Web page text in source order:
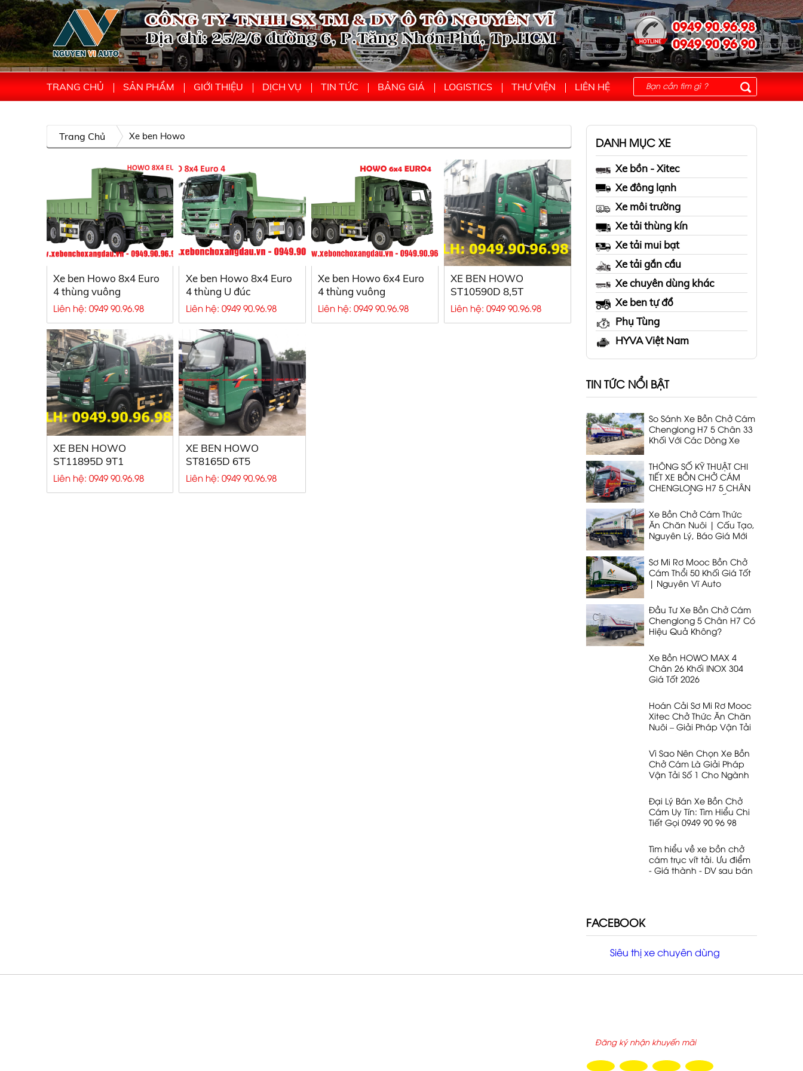
0949 90.96.98
0949 90 96 90
TRANG CHỦ SẢN PHẨM GIỚI THIỆU DỊCH VỤ TIN TỨC BẢNG GIÁ LOGISTICS THƯ VIỆN LIÊN HỆ
DANH MỤC XE
Xe bồn - Xitec
Xe đông lạnh
Xe môi trường
Xe tải thùng kín
Xe tải mui bạt
Xe tải gắn cẩu
Xe chuyên dùng khác
Xe ben tự đổ
Phụ Tùng
HYVA Việt Nam
TIN TỨC NỔI BẬT
So Sánh Xe Bồn Chở Cám
Chenglong H7 5 Chân 33
Khối Với Các Dòng Xe
THÔNG SỐ KỸ THUẬT CHI
TIẾT XE BỒN CHỞ CÁM
CHENGLONG H7 5 CHÂN
DẠNG THỔI 33 KHỐI
Xe Bồn Chở Cám Thức
Ăn Chăn Nuôi | Cấu Tạo,
Nguyên Lý, Báo Giá Mới
Sơ Mi Rơ Mooc Bồn Chở
Cám Thổi 50 Khối Giá Tốt
| Nguyên Vĩ Auto
Đầu Tư Xe Bồn Chở Cám
Chenglong 5 Chân H7 Có
Hiệu Quả Không?
Xe Bồn HOWO MAX 4
Chân 26 Khối INOX 304
Giá Tốt 2026
Hoán Cải Sơ Mi Rơ Mooc
Xitec Chở Thức Ăn Chăn
Nuôi – Giải Pháp Vận Tải
Vì Sao Nên Chọn Xe Bồn
Chở Cám Là Giải Pháp
Vận Tải Số 1 Cho Ngành
Đại Lý Bán Xe Bồn Chở
Cám Uy Tín: Tìm Hiểu Chi
Tiết Gọi 0949 90 96 98
Tìm hiểu về xe bồn chở
cám trục vít tải. Ưu điểm
- Giá thành - DV sau bán
FACEBOOK
Siêu thị xe chuyên dùng
Trang Chủ Xe ben Howo
Xe ben Howo 8x4 Euro
4 thùng vuông
Liên hệ: 0949 90.96.98
Xe ben Howo 8x4 Euro
4 thùng U đúc
Liên hệ: 0949 90.96.98
Xe ben Howo 6x4 Euro
4 thùng vuông
Liên hệ: 0949 90.96.98
XE BEN HOWO
ST10590D 8,5T
Liên hệ: 0949 90.96.98
XE BEN HOWO
ST11895D 9T1
Liên hệ: 0949 90.96.98
XE BEN HOWO
ST8165D 6T5
Liên hệ: 0949 90.96.98